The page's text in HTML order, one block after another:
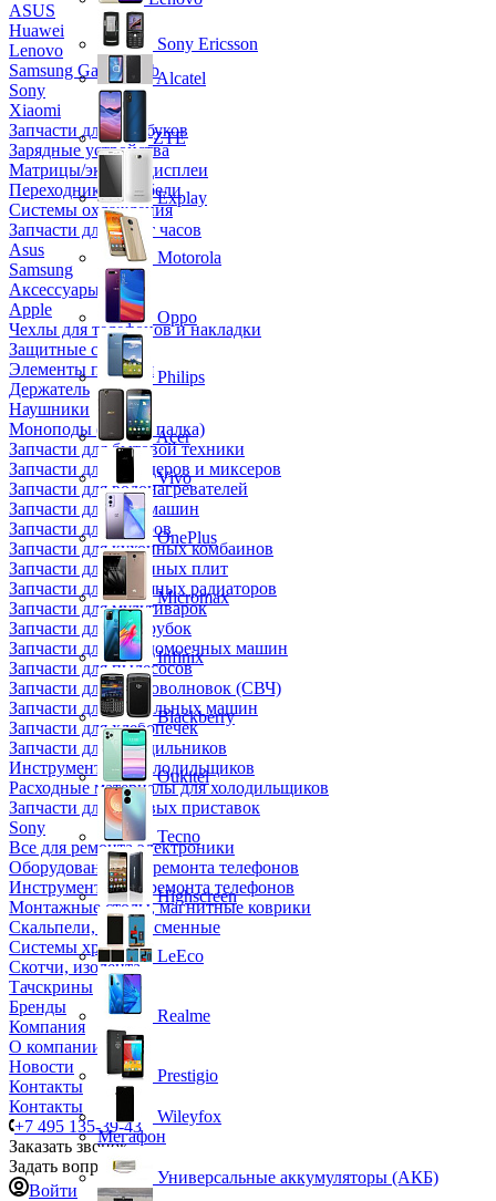
ASUS
Huawei
Lenovo
Samsung Galaxy Tab
Sony
Xiaomi
Запчасти для ноутбуков
Зарядные устройства
Матрицы/экраны/дисплеи
Переходники и кабели
Системы охлаждения
Запчасти для смарт часов
Asus
Samsung
Аксессуары
Apple
Чехлы для телефонов и накладки
Защитные стекла
Элементы питания
Держатель
Наушники
Моноподы (Селфи палка)
Запчасти для бытовой техники
Запчасти для блендеров и миксеров
Запчасти для водонагревателей
Запчасти для кофемашин
Запчасти для кулеров
Запчасти для кухонных комбаинов
Запчасти для кухонных плит
Запчасти для масляных радиаторов
Запчасти для мультиварок
Запчасти для мясорубок
Запчасти для посудомоечных машин
Запчасти для пылесосов
Запчасти для микроволновок (СВЧ)
Запчасти для стиральных машин
Запчасти для хлебопечек
Запчасти для холодильников
Инструмент для холодильщиков
Расходные материалы для холодильщиков
Запчасти для игровых приставок
Sony
Все для ремонта электроники
Оборудование для ремонта телефонов
Инструменты для ремонта телефонов
Монтажные столы, магнитные коврики
Скальпели, лезвия сменные
Системы хранения
Скотчи, изолента
Тачскрины
Бренды
Компания
О компании
Новости
Контакты
Контакты
+7 495 135-39-43
Заказать звонок
Задать вопрос
Войти
Sony Ericsson
Alcatel
ZTE
Explay
Motorola
Oppo
Philips
Acer
Vivo
OnePlus
Micromax
Infinix
Blackberry
Oukitel
Tecno
Highscreen
LeEco
Realme
Prestigio
Wileyfox
Мегафон
Универсальные аккумуляторы (АКБ)